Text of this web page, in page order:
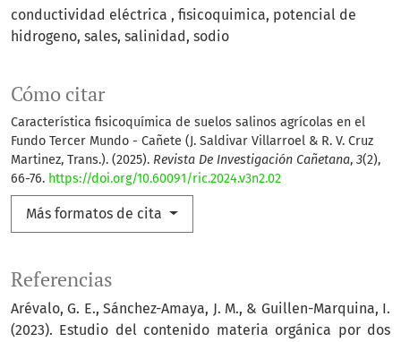
conductividad eléctrica fisicoquimica potencial de
hidrogeno sales salinidad sodio
Cómo citar
Característica fisicoquímica de suelos salinos agrícolas en el
Fundo Tercer Mundo - Cañete (J. Saldivar Villarroel & R. V. Cruz
Martinez, Trans.). (2025). Revista De Investigación Cañetana, 3(2),
66-76. https://doi.org/10.60091/ric.2024.v3n2.02
Más formatos de cita
Referencias
Arévalo, G. E., Sánchez-Amaya, J. M., & Guillen-Marquina, I.
(2023). Estudio del contenido materia orgánica por dos